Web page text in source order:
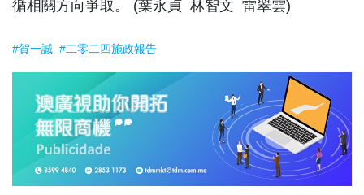
循相關方向爭取。 (葉永貞 林智文 雷翠雲)
#賀一誠 #二零二四施政報告